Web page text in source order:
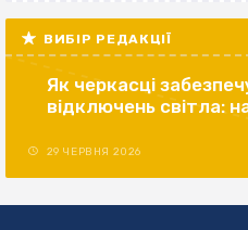
ВИБІР РЕДАКЦІЇ
Як черкасці
відключень світла:
29 ЧЕРВНЯ 2026